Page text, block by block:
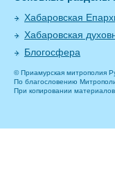
Хабаровская
Хабаровская
Блогосфера
© Приамурская митрополия
По благословению
При копировании материалов